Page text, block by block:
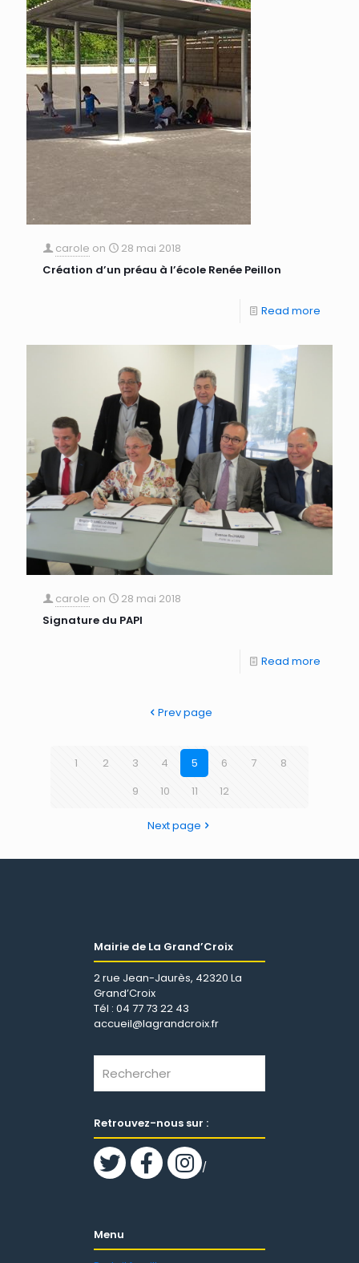
carole on
28 mai 2018
Création d’un préau à l’école Renée Peillon
Read more
carole on
28 mai 2018
Signature du PAPI
Read more
Prev page
1 2 3 4 5 6 7
8
9
10 11 12
Next page
Mairie de La Grand’Croix
2 rue Jean-Jaurès, 42320 La
Grand’Croix
Tél : 04 77 73 22 43
accueil@lagrandcroix.fr
Retrouvez-nous sur :
/
Menu